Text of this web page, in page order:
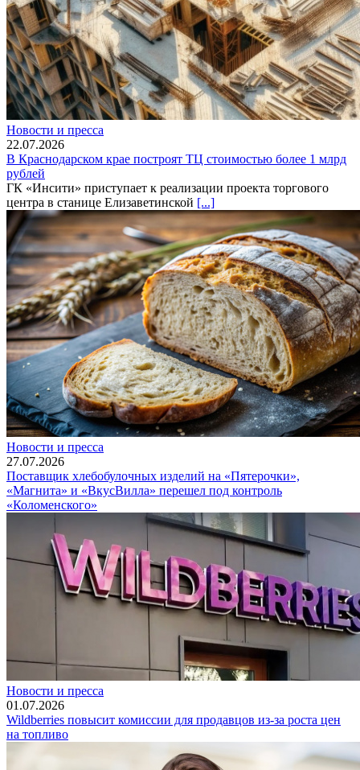
Новости и пресса
22.07.2026
В Краснодарском крае построят ТЦ стоимостью более 1 млрд
рублей
ГК «Инсити» приступает к реализации проекта торгового
центра в станице Елизаветинской [...]
Новости и пресса
27.07.2026
Поставщик хлебобулочных изделий на «Пятерочки»,
«Магнита» и «ВкусВилла» перешел под контроль
«Коломенского»
Новости и пресса
01.07.2026
Wildberries повысит комиссии для продавцов из-за роста цен
на топливо